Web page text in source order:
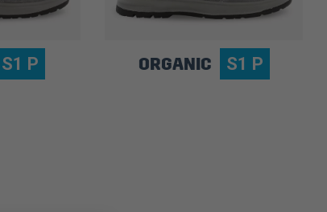
S1 P ORGANIC S1 P